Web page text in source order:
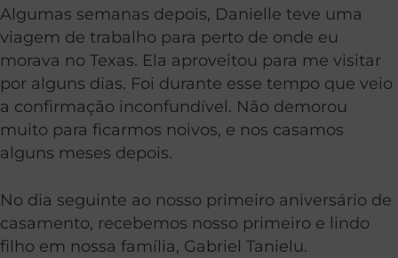
Algumas semanas depois, Danielle teve uma
viagem de trabalho para perto de onde eu
morava no Texas. Ela aproveitou para me visitar
por alguns dias. Foi durante esse tempo que veio
a confirmação inconfundível. Não demorou
muito para ficarmos noivos, e nos casamos
alguns meses depois.
No dia seguinte ao nosso primeiro aniversário de
casamento, recebemos nosso primeiro e lindo
filho em nossa família, Gabriel Tanielu.